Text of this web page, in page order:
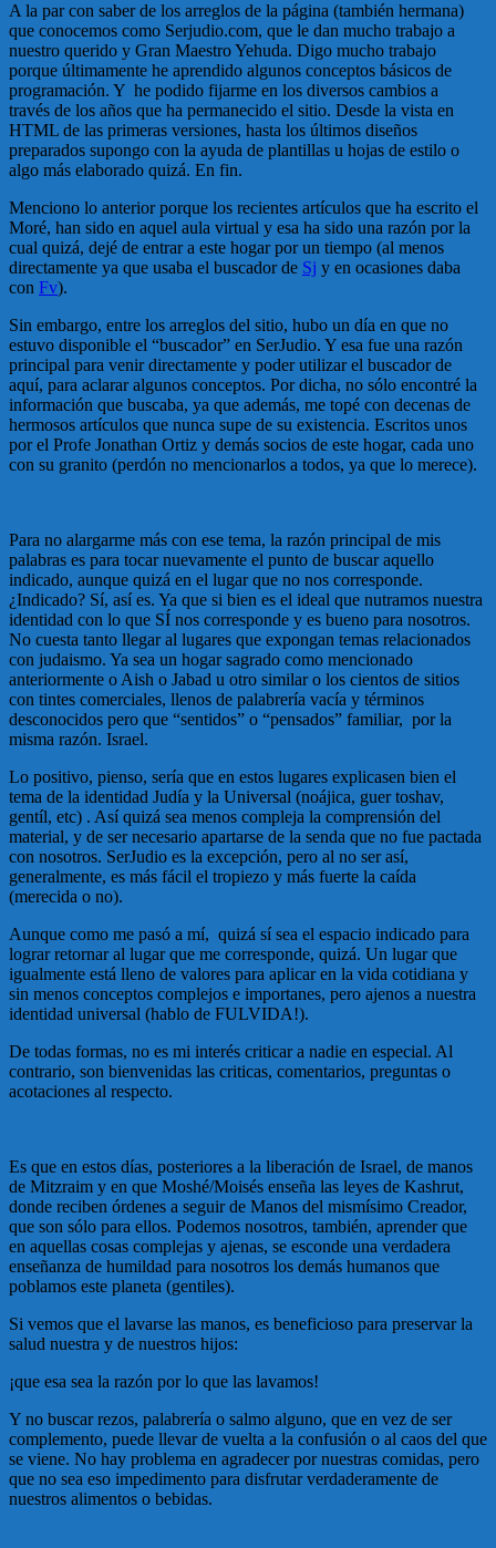
A la par con saber de los arreglos de la página (también hermana)
que conocemos como Serjudio.com, que le dan mucho trabajo a
nuestro querido y Gran Maestro Yehuda. Digo mucho trabajo
porque últimamente he aprendido algunos conceptos básicos de
programación. Y he podido fijarme en los diversos cambios a
través de los años que ha permanecido el sitio. Desde la vista en
HTML de las primeras versiones, hasta los últimos diseños
preparados supongo con la ayuda de plantillas u hojas de estilo o
algo más elaborado quizá. En fin.
Menciono lo anterior porque los recientes artículos que ha escrito el
Moré, han sido en aquel aula virtual y esa ha sido una razón por la
cual quizá, dejé de entrar a este hogar por un tiempo (al menos
directamente ya que usaba el buscador de Sj y en ocasiones daba
con Fv).
Sin embargo, entre los arreglos del sitio, hubo un día en que no
estuvo disponible el “buscador” en SerJudio. Y esa fue una razón
principal para venir directamente y poder utilizar el buscador de
aquí, para aclarar algunos conceptos. Por dicha, no sólo encontré la
información que buscaba, ya que además, me topé con decenas de
hermosos artículos que nunca supe de su existencia. Escritos unos
por el Profe Jonathan Ortiz y demás socios de este hogar, cada uno
con su granito (perdón no mencionarlos a todos, ya que lo merece).
Para no alargarme más con ese tema, la razón principal de mis
palabras es para tocar nuevamente el punto de buscar aquello
indicado, aunque quizá en el lugar que no nos corresponde.
¿Indicado? Sí, así es. Ya que si bien es el ideal que nutramos nuestra
identidad con lo que SÍ nos corresponde y es bueno para nosotros.
No cuesta tanto llegar al lugares que expongan temas relacionados
con judaismo. Ya sea un hogar sagrado como mencionado
anteriormente o Aish o Jabad u otro similar o los cientos de sitios
con tintes comerciales, llenos de palabrería vacía y términos
desconocidos pero que “sentidos” o “pensados” familiar, por la
misma razón. Israel.
Lo positivo, pienso, sería que en estos lugares explicasen bien el
tema de la identidad Judía y la Universal (noájica, guer toshav,
gentíl, etc) . Así quizá sea menos compleja la comprensión del
material, y de ser necesario apartarse de la senda que no fue pactada
con nosotros. SerJudio es la excepción, pero al no ser así,
generalmente, es más fácil el tropiezo y más fuerte la caída
(merecida o no).
Aunque como me pasó a mí, quizá sí sea el espacio indicado para
lograr retornar al lugar que me corresponde, quizá. Un lugar que
igualmente está lleno de valores para aplicar en la vida cotidiana y
sin menos conceptos complejos e importanes, pero ajenos a nuestra
identidad universal (hablo de FULVIDA!).
De todas formas, no es mi interés criticar a nadie en especial. Al
contrario, son bienvenidas las criticas, comentarios, preguntas o
acotaciones al respecto.
Es que en estos días, posteriores a la liberación de Israel, de manos
de Mitzraim y en que Moshé/Moisés enseña las leyes de Kashrut,
donde reciben órdenes a seguir de Manos del mismísimo Creador,
que son sólo para ellos. Podemos nosotros, también, aprender que
en aquellas cosas complejas y ajenas, se esconde una verdadera
enseñanza de humildad para nosotros los demás humanos que
poblamos este planeta (gentiles).
Si vemos que el lavarse las manos, es beneficioso para preservar la
salud nuestra y de nuestros hijos:
¡que esa sea la razón por lo que las lavamos!
Y no buscar rezos, palabrería o salmo alguno, que en vez de ser
complemento, puede llevar de vuelta a la confusión o al caos del que
se viene. No hay problema en agradecer por nuestras comidas, pero
que no sea eso impedimento para disfrutar verdaderamente de
nuestros alimentos o bebidas.